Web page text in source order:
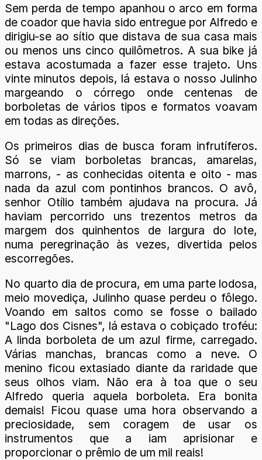
Sem perda de tempo apanhou o arco em forma
de coador que havia sido entregue por Alfredo e
dirigiu-se ao sítio que distava de sua casa mais
ou menos uns cinco quilômetros. A sua bike já
estava acostumada a fazer esse trajeto. Uns
vinte minutos depois, lá estava o nosso Julinho
margeando o córrego onde centenas de
borboletas de vários tipos e formatos voavam
em todas as direções.
Os primeiros dias de busca foram infrutíferos.
Só se viam borboletas brancas, amarelas,
marrons, - as conhecidas oitenta e oito - mas
nada da azul com pontinhos brancos. O avô,
senhor Otílio também ajudava na procura. Já
haviam percorrido uns trezentos metros da
margem dos quinhentos de largura do lote,
numa peregrinação às vezes, divertida pelos
escorregões.
No quarto dia de procura, em uma parte lodosa,
meio movediça, Julinho quase perdeu o fôlego.
Voando em saltos como se fosse o bailado
"Lago dos Cisnes", lá estava o cobiçado troféu:
A linda borboleta de um azul firme, carregado.
Várias manchas, brancas como a neve. O
menino ficou extasiado diante da raridade que
seus olhos viam. Não era à toa que o seu
Alfredo queria aquela borboleta. Era bonita
demais! Ficou quase uma hora observando a
preciosidade, sem coragem de usar os
instrumentos que a iam aprisionar e
proporcionar o prêmio de um mil reais!